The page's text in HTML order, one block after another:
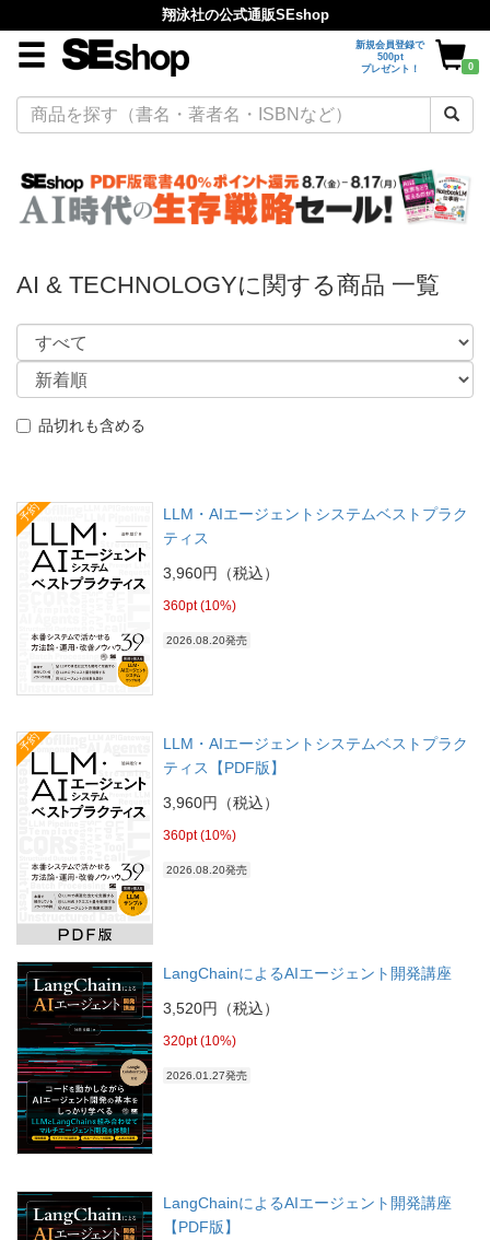
翔泳社の公式通販SEshop
新規会員登録で
500pt
プレゼント！
0
AI & TECHNOLOGYに関する商品 一覧
品切れも含める
予約
LLM・AIエージェントシステムベストプラク
ティス
3,960円（税込）
360pt (10%)
2026.08.20発売
予約
LLM・AIエージェントシステムベストプラク
ティス【PDF版】
3,960円（税込）
360pt (10%)
2026.08.20発売
LangChainによるAIエージェント開発講座
3,520円（税込）
320pt (10%)
2026.01.27発売
LangChainによるAIエージェント開発講座
【PDF版】